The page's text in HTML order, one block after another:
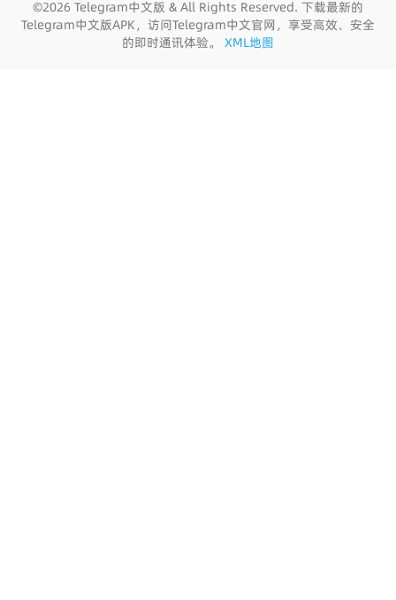
©2026 Telegram中文版 & All Rights Reserved. 下载最新的
Telegram中文版APK，访问Telegram中文官网，享受高效、安全
的即时通讯体验。 XML地图